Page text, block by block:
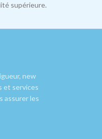
supérieure.
new
et services
assurer les